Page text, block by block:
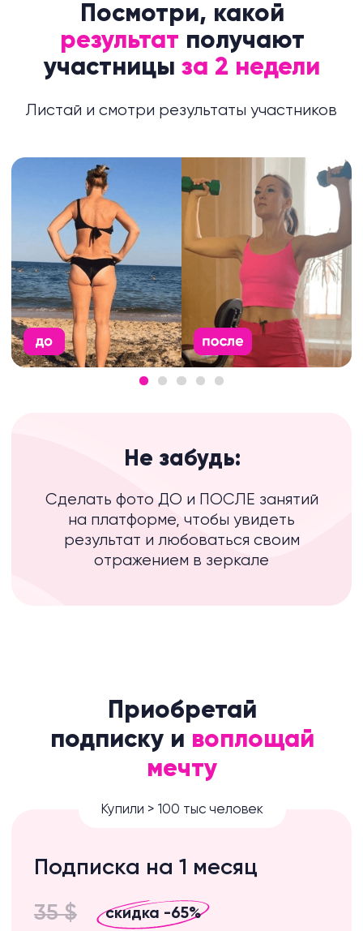
Больше 1 000 отзывов с рейтингом 4,9+
Собрали все в одном месте
Остались вопросы?
Пользовательское соглашение
Согласие на обработку персональных данных
Безопасность платежей